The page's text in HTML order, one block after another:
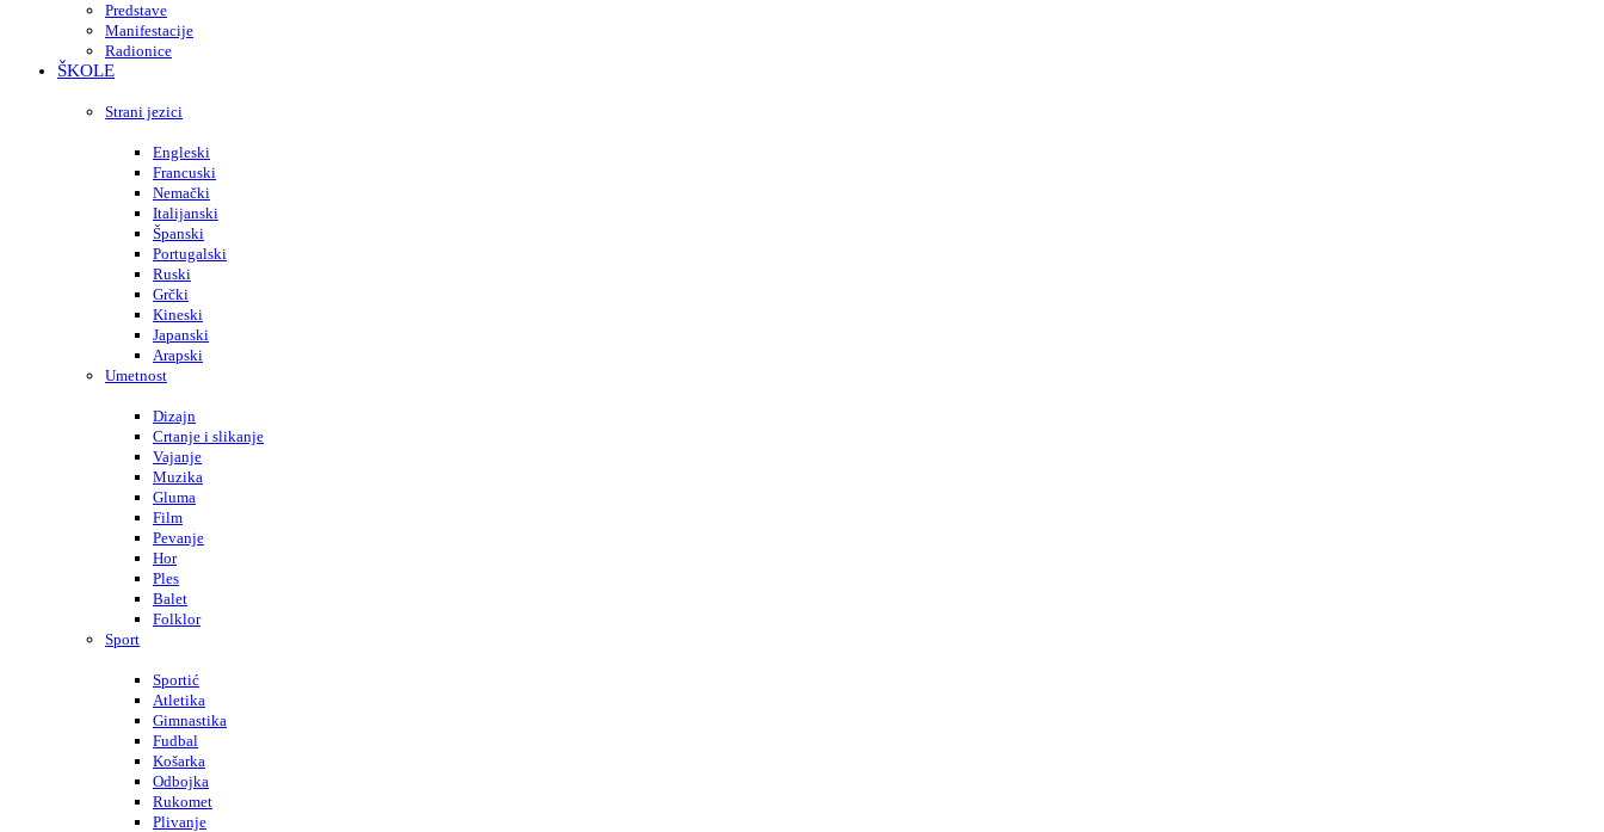
Predstave
Manifestacije
Radionice
ŠKOLE
Strani jezici
Engleski
Francuski
Nemački
Italijanski
Španski
Portugalski
Ruski
Grčki
Kineski
Japanski
Arapski
Umetnost
Dizajn
Crtanje i slikanje
Vajanje
Muzika
Gluma
Film
Pevanje
Hor
Ples
Balet
Folklor
Sport
Sportić
Atletika
Gimnastika
Fudbal
Košarka
Odbojka
Rukomet
Plivanje